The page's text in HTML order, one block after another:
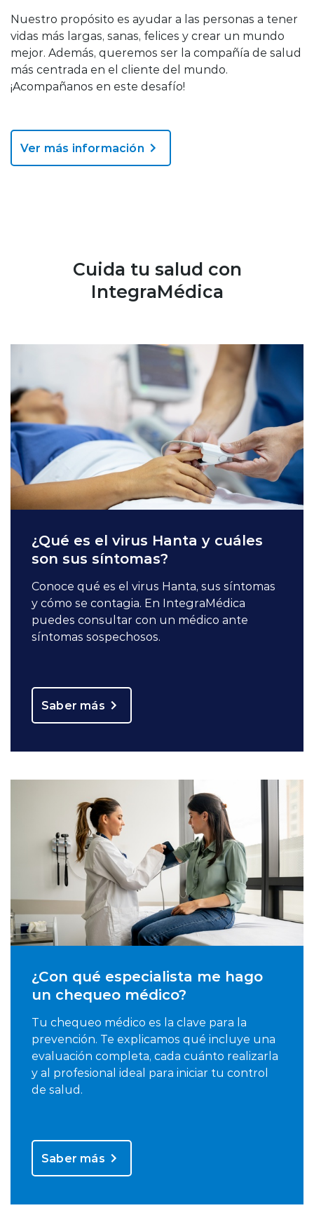
Nuestro propósito es ayudar a las personas a tener
vidas más largas, sanas, felices y crear un mundo
mejor. Además, queremos ser la compañía de salud
más centrada en el cliente del mundo.
¡Acompañanos en este desafío!
Ver más información
Cuida tu salud con
IntegraMédica
¿Qué es el virus Hanta y cuáles
son sus síntomas?
Conoce qué es el virus Hanta, sus síntomas
y cómo se contagia. En IntegraMédica
puedes consultar con un médico ante
síntomas sospechosos.
Saber más
¿Con qué especialista me hago
un chequeo médico?
Tu chequeo médico es la clave para la
prevención. Te explicamos qué incluye una
evaluación completa, cada cuánto realizarla
y al profesional ideal para iniciar tu control
de salud.
Saber más